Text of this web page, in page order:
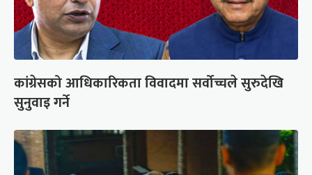
कांग्रेसको आधिकारिकता विवादमा सर्वोच्चले सुरुदेखि
सुनुवाइ गर्ने